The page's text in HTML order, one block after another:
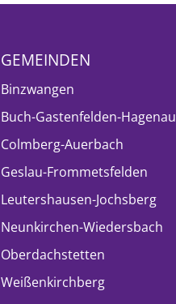
GEMEINDEN
Binzwangen
Buch-Gastenfelden-Hagenau
Colmberg-Auerbach
Geslau-Frommetsfelden
Leutershausen-Jochsberg
Neunkirchen-Wiedersbach
Oberdachstetten
Weißenkirchberg